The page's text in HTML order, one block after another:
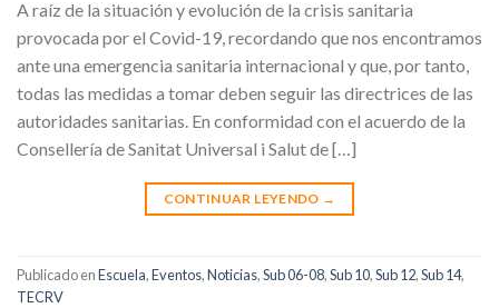
A raíz de la situación y evolución de la crisis sanitaria
provocada por el Covid-19, recordando que nos encontramos
ante una emergencia sanitaria internacional y que, por tanto,
todas las medidas a tomar deben seguir las directrices de las
autoridades sanitarias. En conformidad con el acuerdo de la
Consellería de Sanitat Universal i Salut de […]
CONTINUAR LEYENDO →
Publicado enEscuela,Eventos,Noticias,Sub 06-08,Sub 10,Sub 12,Sub 14,
TECRV